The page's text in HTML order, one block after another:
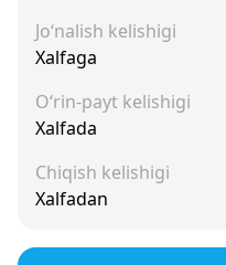
Jo‘nalish kelishigi
Xalfaga
O‘rin-payt kelishigi
Xalfada
Chiqish kelishigi
Xalfadan